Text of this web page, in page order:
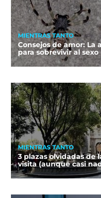
MIENTRAS TANTO
Consejos de amor: La
para sobrevivir al sexo
MIENTRAS TANTO
3 plazas olvidadas de
visita (aunque casi